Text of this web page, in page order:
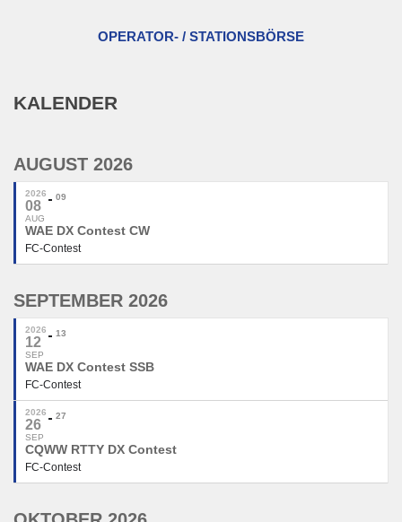
OPERATOR- / STATIONSBÖRSE
KALENDER
AUGUST 2026
2026
08
AUG
09
WAE DX Contest CW
FC-Contest
SEPTEMBER 2026
2026
12
SEP
13
WAE DX Contest SSB
FC-Contest
2026
26
SEP
27
CQWW RTTY DX Contest
FC-Contest